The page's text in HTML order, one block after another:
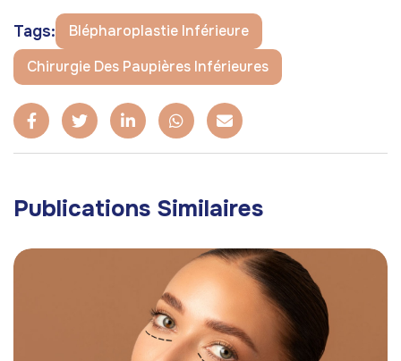
Tags:
Blépharoplastie Inférieure
Chirurgie Des Paupières Inférieures
Publications Similaires